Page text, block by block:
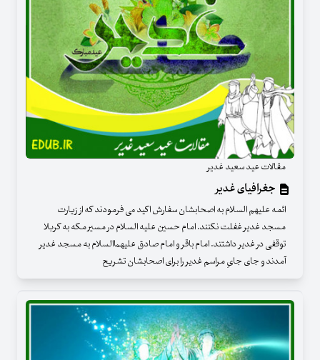
مقالات عید سعید غدیر
جغرافیای غدیر
ائمه علیهم السلام به اصحابشان سفارش اکید می فرمودند که از زیارت
مسجد غدیر غفلت نکنند. امام حسین علیه السلام در مسیر مکه به کربلا
توقفی در غدیر داشتند. امام باقر و امام صادق علیهماالسلام به مسجد غدیر
آمدند و جای جایِ مراسم غدیر را برای اصحابشان تشریح